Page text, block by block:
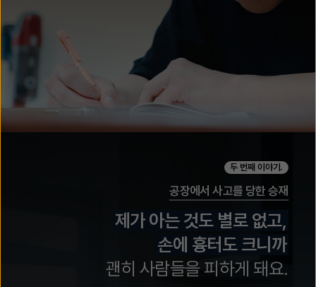
두 번째 이야기.
공장에서 사고를 당한 승재
제가 아는 것도 별로 없고,
손에 흉터도 크니까
괜히 사람들을 피하게 돼요.